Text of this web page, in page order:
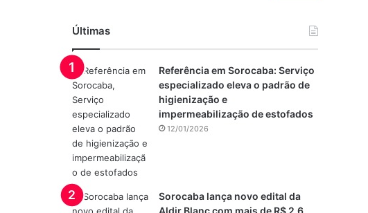
Últimas
Referência em Sorocaba: Serviço
especializado eleva o padrão de
higienização e
impermeabilização de estofados
12/01/2026
Sorocaba lança novo edital da
Aldir Blanc com mais de R$ 2,6